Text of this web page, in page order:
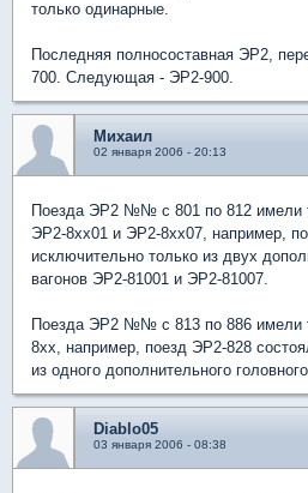
только одинарные.
Последняя полносоставная ЭР2,
700. Следующая - ЭР2-900.
Михаил
02 января 2006 - 20:13
Поезда ЭР2 №№ с 801 по 812 имели
ЭР2-8xx01 и ЭР2-8xx07, например,
исключительно только из двух
вагонов ЭР2-81001 и ЭР2-81007.
Поезда ЭР2 №№ с 813 по 886 имели
8xx, например, поезд ЭР2-828
из одного дополнительного
Diablo05
03 января 2006 - 08:38